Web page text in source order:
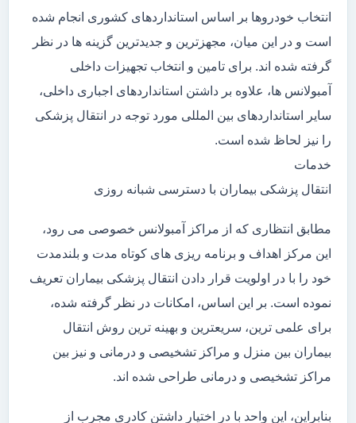
انتخاب خودروها بر اساس استانداردهای کشوری انجام شده
است و در این میان، مجهزترین و جدیدترین گزینه ها در نظر
گرفته شده اند. برای تامین و انتخاب تجهیزات داخلی
آمبولانس ها، علاوه بر داشتن استانداردهای اجباری داخلی،
سایر استانداردهای بین المللی مورد توجه در انتقال پزشکی
را نیز لحاظ شده است.
خدمات
انتقال پزشکی بیماران با دسترسی شبانه روزی
مطابق انتظاری که از مراکز آمبولانس خصوصی می رود،
این مرکز اهداف و برنامه ریزی های کوتاه مدت و بلندمدت
خود را با در اولویت قرار دادن انتقال پزشکی بیماران تعریف
نموده است. بر این اساس، امکانات در نظر گرفته شده،
برای علمی ترین، سریعترین و بهینه ترین روش انتقال
بیماران بین منزل و مراکز تشخیصی و درمانی و نیز بین
مراکز تشخیصی و درمانی طراحی شده اند.
بنابراین، این واحد با در اختیار داشتن کادری مجرب از